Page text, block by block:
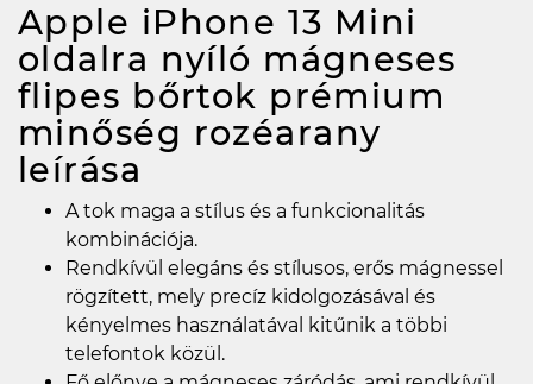
Apple iPhone 13 Mini
oldalra nyíló mágneses
flipes bőrtok prémium
minőség rozéarany
leírása
A tok maga a stílus és a funkcionalitás
kombinációja.
Rendkívül elegáns és stílusos, erős mágnessel
rögzített, mely precíz kidolgozásával és
kényelmes használatával kitűnik a többi
telefontok közül.